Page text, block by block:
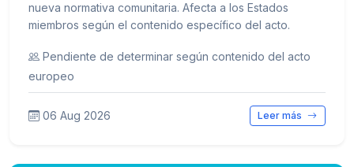
nueva normativa comunitaria. Afecta a los Estados
miembros según el contenido específico del acto.
Pendiente de determinar según contenido del acto
europeo
06 Aug 2026 Leer más